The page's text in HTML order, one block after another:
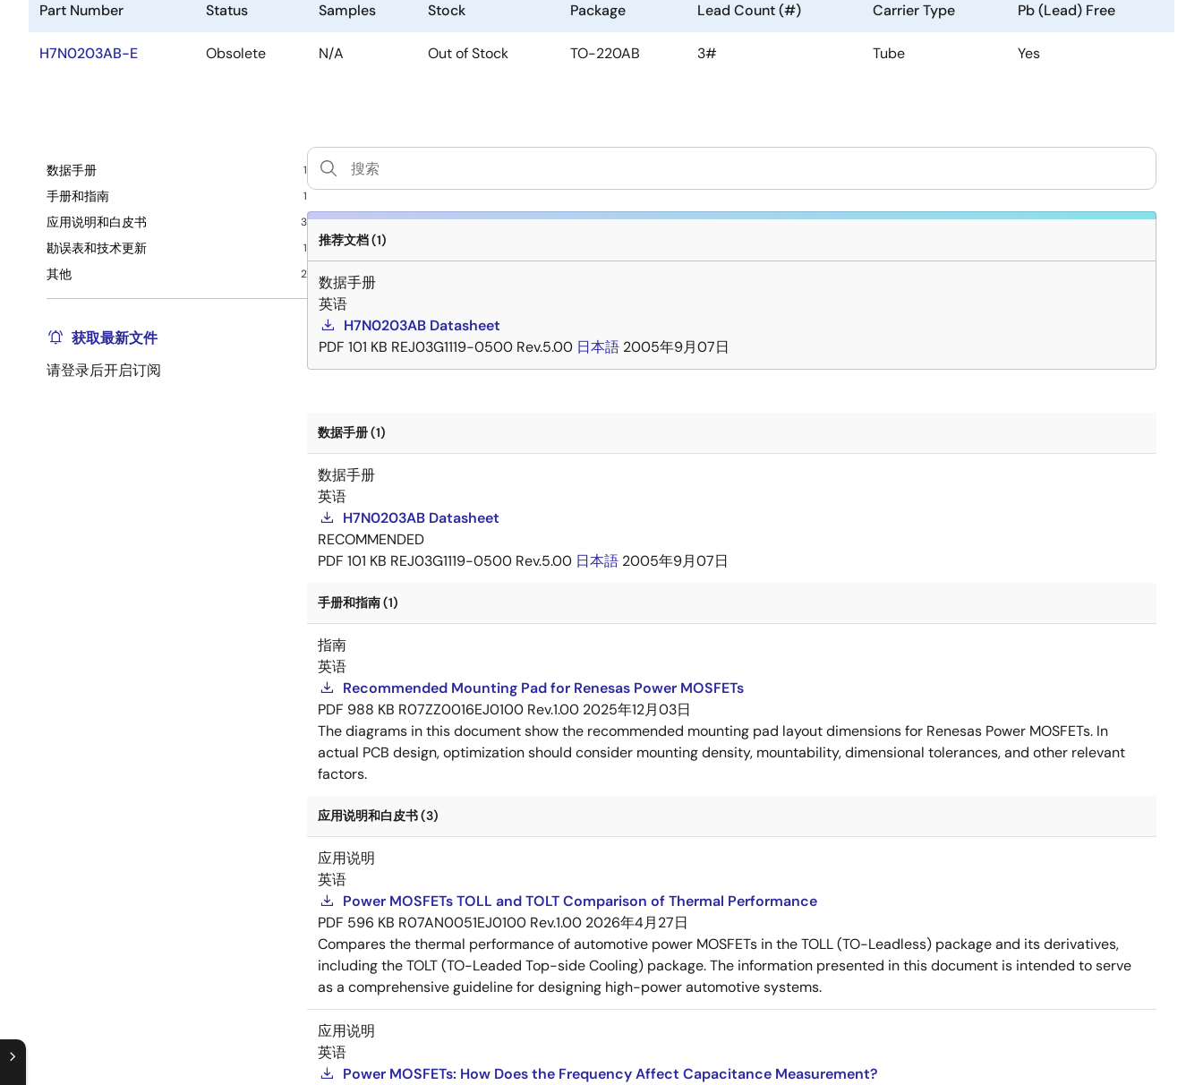
Part Number Status Samples Stock Package Lead Count (#) Carrier Type Pb (Lead) Free
H7N0203AB-E Obsolete N/A Out of Stock TO-220AB 3# Tube Yes
数据手册 1
手册和指南 1
应用说明和白皮书 3
勘误表和技术更新 1
其他 2
获取最新文件
请登录后开启订阅
推荐文档 (1)
数据手册
英语
H7N0203AB Datasheet
PDF 101 KB REJ03G1119-0500 Rev.5.00 日本語 2005年9月07日
数据手册 (1)
数据手册
英语
H7N0203AB Datasheet
RECOMMENDED
PDF 101 KB REJ03G1119-0500 Rev.5.00 日本語 2005年9月07日
手册和指南 (1)
指南
英语
Recommended Mounting Pad for Renesas Power MOSFETs
PDF 988 KB R07ZZ0016EJ0100 Rev.1.00 2025年12月03日
The diagrams in this document show the recommended mounting pad layout dimensions for Renesas Power MOSFETs. In
actual PCB design, optimization should consider mounting density, mountability, dimensional tolerances, and other relevant
factors.
应用说明和白皮书 (3)
应用说明
英语
Power MOSFETs TOLL and TOLT Comparison of Thermal Performance
PDF 596 KB R07AN0051EJ0100 Rev.1.00 2026年4月27日
Compares the thermal performance of automotive power MOSFETs in the TOLL (TO-Leadless) package and its derivatives,
including the TOLT (TO-Leaded Top-side Cooling) package. The information presented in this document is intended to serve
as a comprehensive guideline for designing high-power automotive systems.
应用说明
英语
Power MOSFETs: How Does the Frequency Affect Capacitance Measurement?